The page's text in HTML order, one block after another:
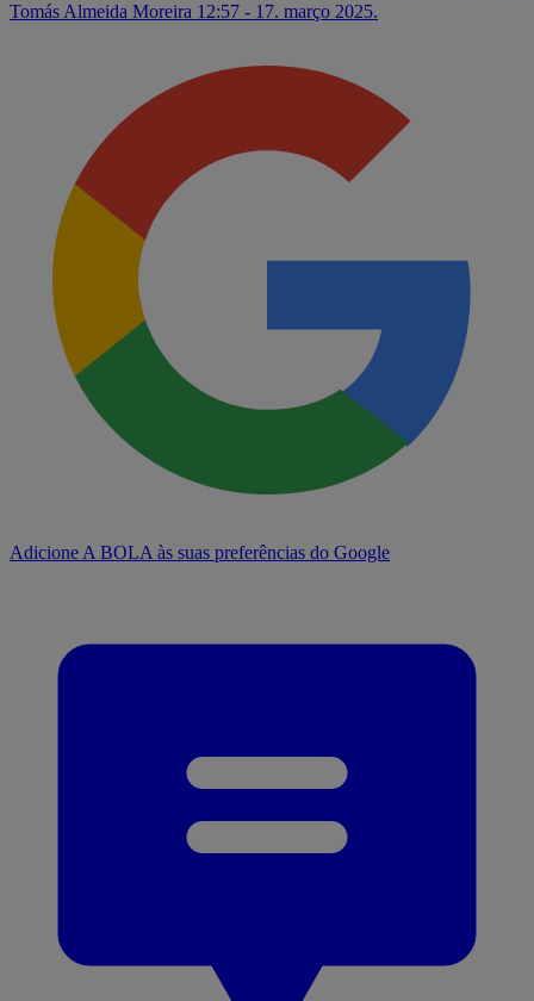
Tomás Almeida Moreira 12:57 - 17. março 2025.
Adicione A BOLA às suas preferências do Google